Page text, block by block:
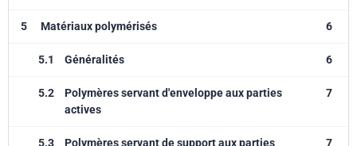
5 Matériaux polymérisés 6
5.1 Généralités 6
5.2
Polymères servant d'enveloppe aux parties
actives
7
5.3 Polymères servant de support aux parties 7